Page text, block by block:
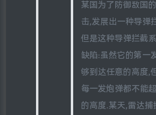
某国为了防御敌国
击,发展出一种导弹
但是这种导弹拦截
缺陷:虽然它的第一
够到达任意的高度,
每一发炮弹都不能
的高度.某天,雷达捕